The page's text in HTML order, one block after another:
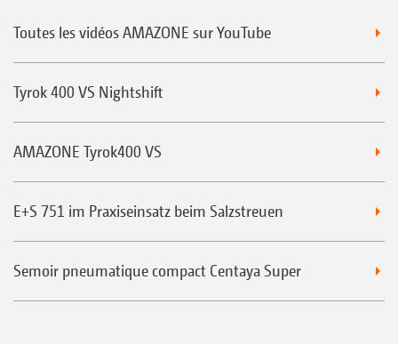
Toutes les vidéos AMAZONE sur YouTube
Tyrok 400 VS Nightshift
AMAZONE Tyrok400 VS
E+S 751 im Praxiseinsatz beim Salzstreuen
Semoir pneumatique compact Centaya Super